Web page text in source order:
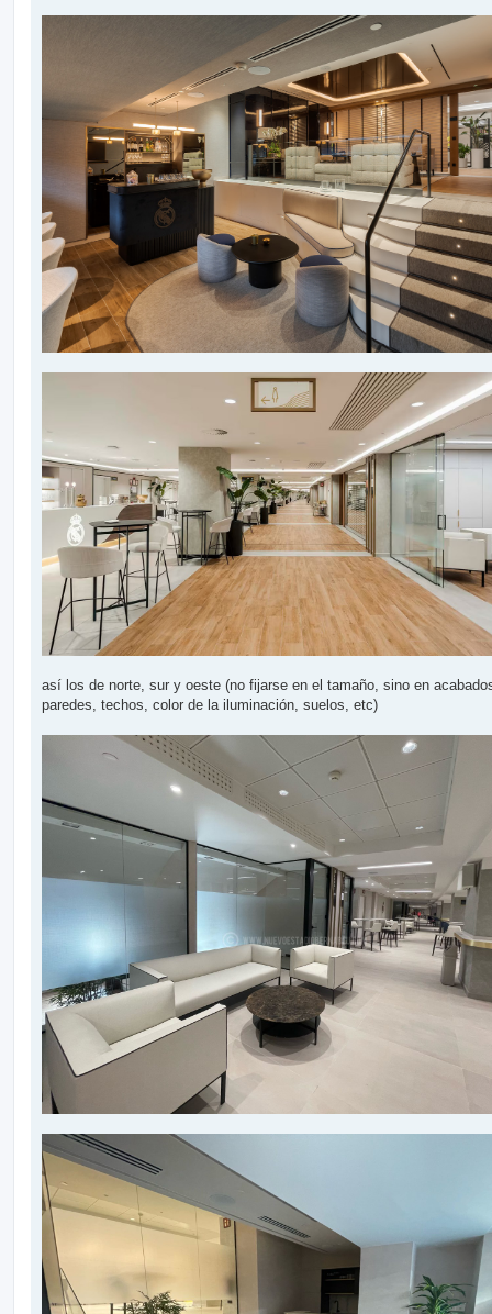
así los de norte, sur y oeste (no fijarse en el tamaño, sino en
paredes, techos, color de la iluminación, suelos, etc)